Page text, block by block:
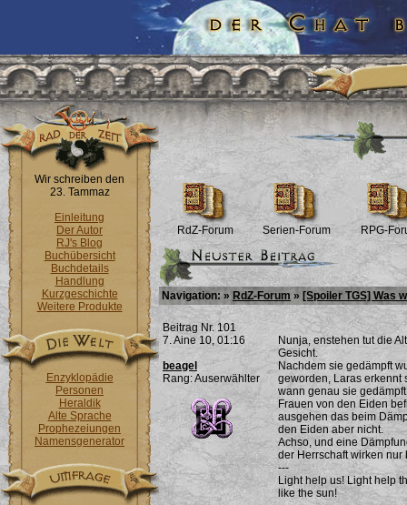
Wir schreiben den
23. Tammaz
Einleitung
Der Autor
RJ's Blog
Buchübersicht
Buchdetails
Handlung
Kurzgeschichte
Weitere Produkte
Enzyklopädie
Personen
Heraldik
Alte Sprache
Prophezeiungen
Namensgenerator
RdZ-Forum Serien-Forum RPG-
Navigation: » RdZ-Forum » [Spoiler TGS] Was
Beitrag Nr. 101
7. Aine 10, 01:16
beagel
Rang: Auserwählter
Nunja, enstehen tut die
Gesicht.
Nachdem sie gedämpft
geworden, Laras erkennt
wann genau sie
Frauen von den Eiden
ausgehen das beim
den Eiden aber nicht.
Achso, und eine
der Herrschaft wirken nur
---
Light help us! Light help
like the sun!